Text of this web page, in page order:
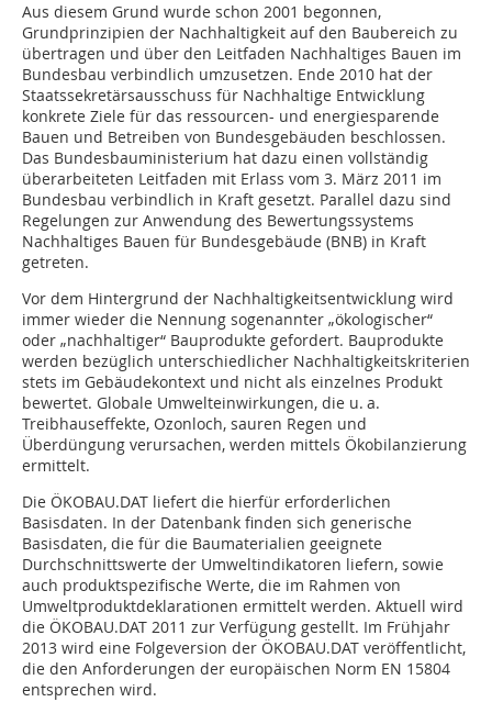
Aus diesem Grund wurde schon 2001 begonnen,
Grundprinzipien der Nachhaltigkeit auf den Baubereich zu
übertragen und über den Leitfaden Nachhaltiges Bauen im
Bundesbau verbindlich umzusetzen. Ende 2010 hat der
Staatssekretärsausschuss für Nachhaltige Entwicklung
konkrete Ziele für das ressourcen- und energiesparende
Bauen und Betreiben von Bundesgebäuden beschlossen.
Das Bundesbauministerium hat dazu einen vollständig
überarbeiteten Leitfaden mit Erlass vom 3. März 2011 im
Bundesbau verbindlich in Kraft gesetzt. Parallel dazu sind
Regelungen zur Anwendung des Bewertungssystems
Nachhaltiges Bauen für Bundesgebäude (BNB) in Kraft
getreten.
Vor dem Hintergrund der Nachhaltigkeitsentwicklung wird
immer wieder die Nennung sogenannter „ökologischer“
oder „nachhaltiger“ Bauprodukte gefordert. Bauprodukte
werden bezüglich unterschiedlicher Nachhaltigkeitskriterien
stets im Gebäudekontext und nicht als einzelnes Produkt
bewertet. Globale Umwelteinwirkungen, die u. a.
Treibhauseffekte, Ozonloch, sauren Regen und
Überdüngung verursachen, werden mittels Ökobilanzierung
ermittelt.
Die ÖKOBAU.DAT liefert die hierfür erforderlichen
Basisdaten. In der Datenbank finden sich generische
Basisdaten, die für die Baumaterialien geeignete
Durchschnittswerte der Umweltindikatoren liefern, sowie
auch produktspezifische Werte, die im Rahmen von
Umweltproduktdeklarationen ermittelt werden. Aktuell wird
die ÖKOBAU.DAT 2011 zur Verfügung gestellt. Im Frühjahr
2013 wird eine Folgeversion der ÖKOBAU.DAT veröffentlicht,
die den Anforderungen der europäischen Norm EN 15804
entsprechen wird.